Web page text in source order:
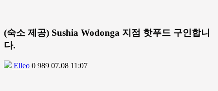
(숙소 제공) Sushia Wodonga 지점 핫푸드 구인합니
다.
Elleo 0 989 07.08 11:07